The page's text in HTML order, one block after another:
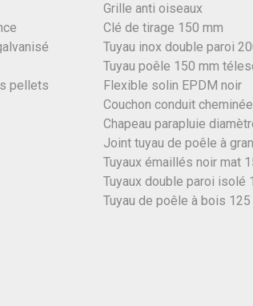
pellets
Grille anti oiseaux
Clé de tirage 150 mm
Tuyau inox double paroi
Tuyau poêle 150 mm
Flexible solin EPDM noir
Couchon conduit cheminée
Chapeau parapluie
Joint tuyau de poêle à
Tuyaux émaillés noir mat
Tuyaux double paroi isolé
Tuyau de poêle à bois